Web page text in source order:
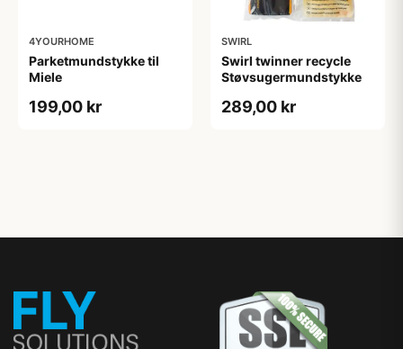
4YOURHOME
Parketmundstykke til
Miele
199,00 kr
SWIRL
Swirl twinner recycle
Støvsugermundstykke
289,00 kr